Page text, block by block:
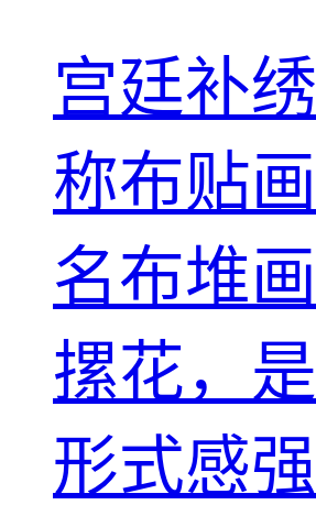
宫廷补
称布贴
名布堆
摞花，
形式感